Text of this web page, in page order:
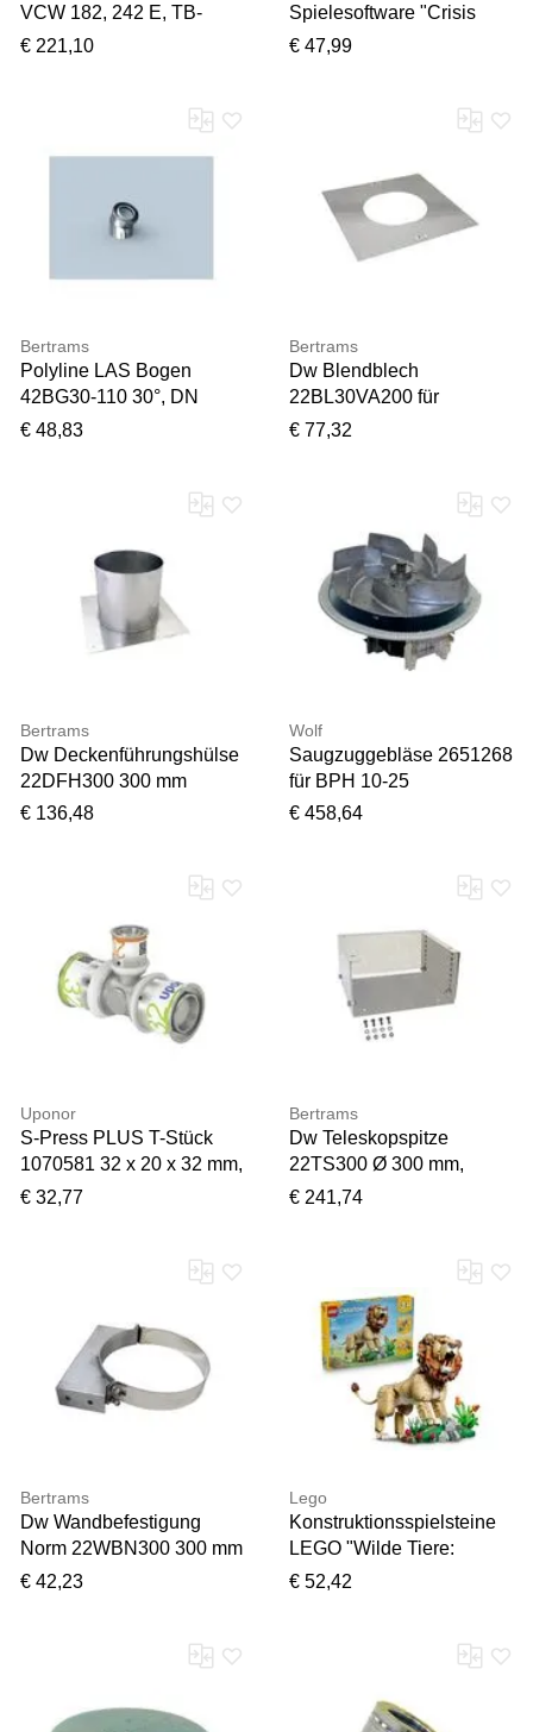
VCW 182, 242 E, TB-
turbo VC/W 182, 242, 282
€ 221,10
Spielesoftware "Crisis
Core Final Fantasy VII
One, Spielesoftware,
€ 47,99
Bertrams
Polyline LAS Bogen
42BG30-110 30°, DN
110/160, innen, Edelstahl
€ 48,83
Bertrams
Dw Blendblech
22BL30VA200 für
Dachschräge, 0-30°, Ø
€ 77,32
Bertrams
Dw Deckenführungshülse
22DFH300 300 mm
€ 136,48
Wolf
Saugzuggebläse 2651268
für BPH 10-25
€ 458,64
Uponor
S-Press PLUS T-Stück
1070581 32 x 20 x 32 mm,
reduziert
€ 32,77
Bertrams
Dw Teleskopspitze
22TS300 Ø 300 mm,
verstellbar 150-250mm
€ 241,74
Bertrams
Dw Wandbefestigung
Norm 22WBN300 300 mm
€ 42,23
Lego
Konstruktionsspielsteine
LEGO "Wilde Tiere:
Majestätischer Löwe
Made in Europe
€ 52,42
Vielen Dank für Ihr
Ihr Feedback wird nun vor
der Veröffentlichung von